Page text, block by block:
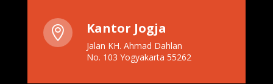
 Kantor Jogja
Jalan KH. Ahmad Dahlan
No. 103 Yogyakarta 55262